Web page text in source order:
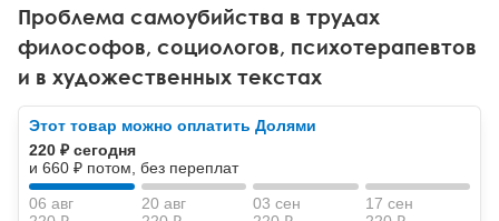
Классический, эриксоновский гипноз и НЛП
НЛП
Проблема самоубийства в трудах
философов, социологов, психотерапевтов
и в художественных текстах
Этот товар можно оплатить Долями
220 ₽ сегодня
и 660 ₽ потом, без переплат
06 авг
20 авг
03 сен
17 сен